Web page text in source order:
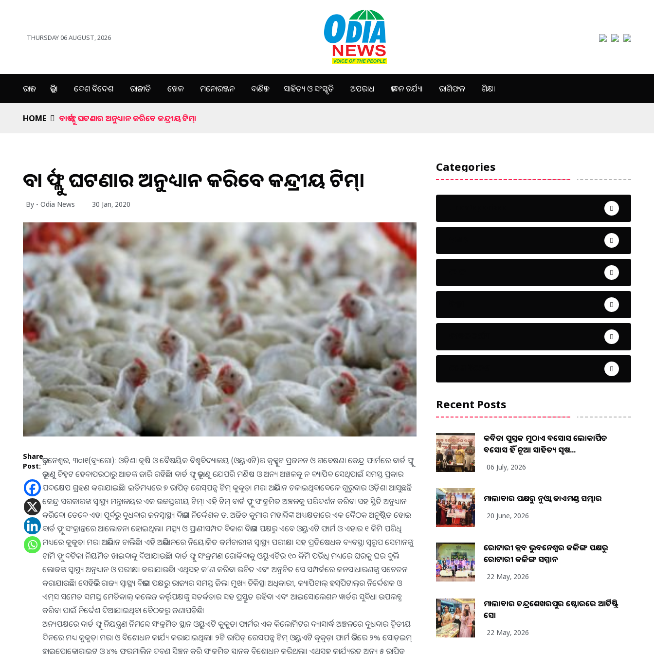
THURSDAY 06 AUGUST, 2026
ରାଜ୍ୟ ଜିଲ୍ଲା ଦେଶ ବିଦେଶ ରାଜନୀତି ଖେଳ ମନୋରଞ୍ଜନ ବାଣିଜ୍ୟ ସାହିତ୍ୟ ଓ ସଂସ୍କୃତି ଅପରାଧ ଜୀବନ ଚର୍ଯ୍ୟା ରାଶିଫଳ ଶିକ୍ଷା
HOME ବାର୍ଡ ଫ୍ଲୁ ଘଟଣାର ଅନୁଧ୍ୟାନ କରିବେ କନ୍ଦ୍ରୀୟ ଟିମ୍।
ବାର୍ଡ ଫ୍ଲୁ ଘଟଣାର ଅନୁଧ୍ୟାନ କରିବେ କନ୍ଦ୍ରୀୟ ଟିମ୍।
By - Odia News 30 Jan, 2020
Share
Post:
ଭୁବନେଶ୍ୱର, ୩୦ା୧(ବ୍ୟୁରୋ): ଓଡ଼ିଶା କୃଷି ଓ ବୈଷୟିକ ବିଶ୍ୱବିଦ୍ୟାଳୟ (ଓୟୁଏଟି)ର କୁକ୍କୁଟ ପ୍ରଜନନ ଓ ଗବେଷଣା କେନ୍ଦ୍ର ଫାର୍ମରେ ବାର୍ଡ ଫ୍ଲୁ
ଭୂତାଣୁ ଚିହ୍ନଟ ହେବାପରଠାରୁ ଆତଙ୍କ ଜାରି ରହିଛି। ବାର୍ଡ ଫ୍ଲୁ ଭୂତାଣୁ ଯେପରି ମଣିଷ ଓ ଅନ୍ୟ ଅଞ୍ଚଳକୁ ନ ବ୍ୟାପିବ ସେଥିପାଇଁ ସମସ୍ତ ପ୍ରକାର
ପଦକ୍ଷେପ ଗ୍ରହଣ କରାଯାଇଛି। ଇତିମଧ୍ୟରେ ୭ ରାପିଡ୍‌ ରେସ୍‌ପନ୍ସ ଟିମ୍‌ କୁକୁଡ଼ା ମରା ଅଭିଯାନ ଚଳାଇଥିବାବେଳେ ଗୁରୁବାର ଓଡ଼ିଶା ଆସୁଛନ୍ତି
କେନ୍ଦ୍ର ସରକାରଙ୍କ ସ୍ବାସ୍ଥ୍ୟ ମନ୍ତ୍ରାଳୟର ଏକ ଉଚ୍ଚସ୍ତରୀୟ ଟିମ୍‌। ଏହି ଟିମ୍‌ ବାର୍ଡ ଫ୍ଲୁ ସଂକ୍ରମିତ ଅଞ୍ଚଳକୁ ପରିଦର୍ଶନ କରିବା ସହ ସ୍ଥିତି ଅନୁଧ୍ୟାନ
କରିବେ। ତେବେ ଏହା ପୂର୍ବରୁ ବୁଧବାର ଜନସ୍ବାସ୍ଥ୍ୟ ବିଭାଗ ନିର୍ଦ୍ଦେଶକ ଡ. ଅଜିତ କୁମାର ମହାନ୍ତିଙ୍କ ଅଧ୍ୟକ୍ଷତାରେ ଏକ ବୈଠକ ଅନୁଷ୍ଠିତ ହୋଇ
ବାର୍ଡ ଫ୍ଲୁ ସଂକ୍ରାନ୍ତରେ ଆଲୋଚନା ହୋଇଥିଲା। ମତ୍ସ୍ୟ ଓ ପ୍ରାଣୀସମ୍ପଦ ବିକାଶ ବିଭାଗ ପକ୍ଷରୁ ଏବେ ଓୟୁଏଟି ଫାର୍ମ ଓ ଏହାର ୧ କିମି ପରିଧି
ମଧ୍ୟରେ କୁକୁଡ଼ା ମରା ଅଭିଯାନ ଚାଲିଛି। ଏହି ଅଭିଯାନରେ ନିୟୋଜିତ କର୍ମଚାରୀଙ୍କ ସ୍ବାସ୍ଥ୍ୟ ପରୀକ୍ଷା ସହ ପ୍ରତିଷେଧକ ବ୍ୟବସ୍ଥା ସ୍ବରୂପ ସେମାନଙ୍କୁ
ଟାମି ଫ୍ଲୁ ବଟିକା ନିୟମିତ ଖାଇବାକୁ ଦିଆଯାଉଛି। ବାର୍ଡ ଫ୍ଳୁ ସଂକ୍ରମଣ ରୋକିବାକୁ ଓୟୁଏଟିର ୧୦ କିମି ପରିଧି ମଧ୍ୟରେ ଘରକୁ ଘର ବୁଲି
ଲୋକଙ୍କ ସ୍ବାସ୍ଥ୍ୟ ଅନୁଧ୍ୟାନ ଓ ପରୀକ୍ଷା କରାଯାଉଛି। ଏଥିସହ କ’ଣ କରିବା ଉଚିତ ଏବଂ ଅନୁଚିତ ସେ ସମ୍ପର୍କରେ ଜନସାଧାରଣଙ୍କୁ ସଚେତନ
କରାଯାଉଛି। ସେହିଭଳି ରାଜ୍ୟ ସ୍ବାସ୍ଥ୍ୟ ବିଭାଗ ପକ୍ଷରୁ ରାଜ୍ୟର ସମସ୍ତ ଜିଲା ମୁଖ୍ୟ ଚିକିତ୍ସା ଅଧିକାରୀ, କ୍ୟାପିଟାଲ୍‌ ହସ୍‌ପିଟାଲ୍‌ର ନିର୍ଦ୍ଦେଶକ ଓ
ଏମ୍‌ସ ସମେତ ସମସ୍ତ ମେଡିକାଲ୍‌ କଲେଜ କର୍ତ୍ତୃପକ୍ଷଙ୍କୁ ସତର୍କତାର ସହ ପ୍ରସ୍ତୁତ ରହିବା ଏବଂ ଆଇସୋଲେଶନ ୱାର୍ଡର ସୁବିଧା ଉପଲବ୍ଧ
କରିବା ପାଇଁ ନିର୍ଦ୍ଦେଶ ଦିଆଯାଇଥିବା ବୈଠକରୁ ଜଣାପଡ଼ିଛି।
ଅନ୍ୟପକ୍ଷରେ ବାର୍ଡ ଫ୍ଲୁ ନିୟନ୍ତ୍ରଣ ନିମନ୍ତେ ସଂକ୍ରମିତ ସ୍ଥାନ ଓୟୁଏଟି କୁକୁଡା ଫାର୍ମର ଏକ କିଲୋମିଟର ବ୍ୟାସାର୍ଦ୍ଧ ଅଞ୍ଚଳରେ ବୁଧବାର ଦ୍ୱିତୀୟ
ଦିନରେ ମଧ୍ୟ କୁକୁଡ଼ା ମରା ଓ ବିଶୋଧନ କାର୍ଯ୍ୟ କରାଯାଇଥିଲା। ୨ଟି ରାପିଡ୍‌ ରେସପନ୍ସ ଟିମ୍‌ ଓୟୁଏଟି କୁକୁଡ଼ା ଫାର୍ମ ଭିତରେ ୨% ସୋଡ଼ଇମ୍‌
ହାଇପୋକ୍ଲୋରାଇଟ ଓ ୪% ଫରମାଲିନ୍‌ ଦ୍ରବଣ ସିଞ୍ଚନ କରି ସଂକ୍ରମିତ ସ୍ଥାନକୁ ବିଶୋଧନ କରିଥିଲା। ଏଥିସହ କାର୍ଯ୍ୟରତ ଅନ୍ୟ ୫ ରାପିଡ୍‌
Categories
Recent Posts
କବିତା ପୁସ୍ତକ ମୁଠାଏ ଅବସୋସ ଲୋକାର୍ପିତ
ଅବସୋସ ହିଁ ନୂଆ ସାହିତ୍ୟ ସୃଷ...
06 July, 2026
ମାଲାବାର ପକ୍ଷରୁ ନୁଓ୍ବା ଡାଏମଣ୍ଡ ସମ୍ଭାର
20 June, 2026
ରୋଟାରୀ କ୍ଲବ ଭୁବନେଶ୍ୱର କଳିଙ୍ଗ ପକ୍ଷରୁ
ରୋଟାରୀ କଳିଙ୍ଗ ସମ୍ମାନ
22 May, 2026
ମାଲାବାର ଚନ୍ଦ୍ରଶେଖରପୁର ଷ୍ଟୋରରେ ଆର୍ଟିଷ୍ଟ୍ରି
ସୋ
22 May, 2026